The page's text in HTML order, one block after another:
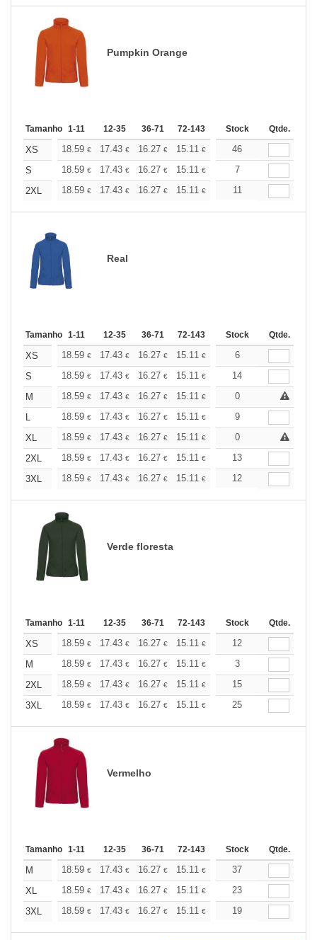
Pumpkin Orange
Tamanho 1-11 12-35 36-71 72-143 144-287 288 +
Stock Qtde.
XS 18.59 € 17.43 € 16.27 € 15.11 € 13.94€
46
S
18.59 € 17.43 € 16.27 € 15.11 € 13.94
7
2XL
18.59 € 17.43 € 16.27 € 15.11 € 13.94
11
Real
Tamanho 1-11 12-35 36-71 72-143 144-287 288 +
Stock Qtde.
XS 18.59 € 17.43 € 16.27 € 15.11 € 13.94
6
S
18.59 € 17.43 € 16.27 € 15.11 € 13.94€
14
M
18.59 € 17.43 € 16.27 € 15.11 € 13.94 €
0
L
18.59 € 17.43 € 16.27 € 15.11 € 13.94
9
XL
18.59 € 17.43 € 16.27 € 15.11 € 13.94 €
0
2XL
18.59 € 17.43 € 16.27 € 15.11 € 13.94€
13
3XL
18.59 € 17.43 € 16.27 € 15.11 € 13.94€
12
Verde floresta
Tamanho 1-11 12-35 36-71 72-143 144-287 288 +
Stock Qtde.
XS 18.59 € 17.43 € 16.27 € 15.11 € 13.94€
12
M
18.59 € 17.43 € 16.27 € 15.11 € 13.94
3
2XL
18.59 € 17.43 € 16.27 € 15.11 € 13.94€
15
3XL
18.59 € 17.43 € 16.27 € 15.11 € 13.94€
25
Vermelho
Tamanho 1-11 12-35 36-71 72-143 144-287 288 +
Stock Qtde.
M 18.59 € 17.43 € 16.27 € 15.11 € 13.94€
37
XL
18.59 € 17.43 € 16.27 € 15.11 € 13.94€
23
3XL
18.59 € 17.43 € 16.27 € 15.11 € 13.94€
19